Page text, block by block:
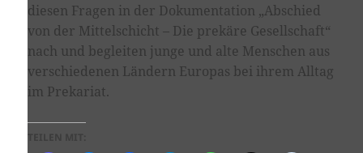
diesen Fragen in der Dokumentation „Abschied
von der Mittelschicht – Die prekäre Gesellschaft“
nach und begleiten junge und alte Menschen aus
verschiedenen Ländern Europas bei ihrem Alltag
im Prekariat.